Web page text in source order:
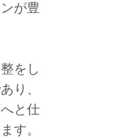
が豊
をし
り、
と仕
す。